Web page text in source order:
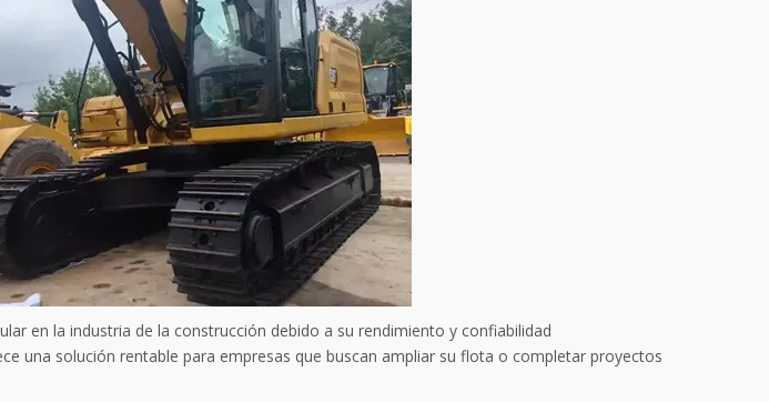
en la industria de la construcción debido a su rendimiento y confiabilidad
una solución rentable para empresas que buscan ampliar su flota o completar proyectos